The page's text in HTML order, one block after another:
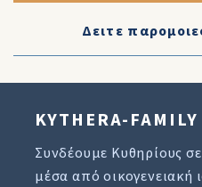
Δειτε
KYTHERA-FAMILY
Συνδέουμε Κυθηρίους
μέσα από οικογενειακή